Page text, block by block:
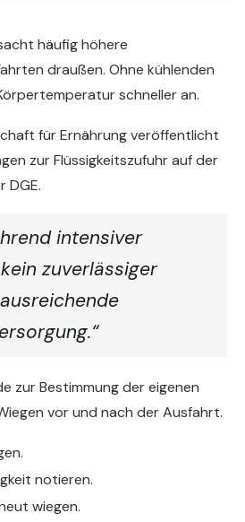
häufig höhere
draußen. Ohne kühlenden
schneller an.
für Ernährung veröffentlicht
zur Flüssigkeitszufuhr auf der
DGE.
intensiver
zuverlässiger
zur Bestimmung der eigenen
vor und nach der Ausfahrt.
notieren.
wiegen.